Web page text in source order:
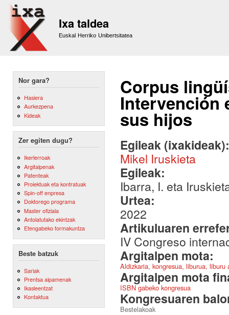
Ixa taldea
Euskal Herriko Unibertsitatea
Nor gara?
Hasiera
Aurkezpena
Kideak
Zer egiten dugu?
Ikerlerroak
Argitalpenak
Patenteak
Proiektuak eta kontratuak
Spin-off enpresa
Doktorego programa
Master ofiziala
Antolatutako ekintzak
Etengabeko formakuntza
Beste batzuk
Sariak
Prentsa aipamenak
Ikasleentzat
Kontaktua
Corpus
Intervención
sus hijos
Egileak
Mikel Iruskieta
Egileak:
Ibarra, I. eta
Urtea:
2022
Artikuluaren
IV Congreso
Argitalpen mota:
Aldizkaria, kongresua, liburua,
Argitalpen mota
ISBN gabeko kongresua
Kongresuaren
Bestelakoak